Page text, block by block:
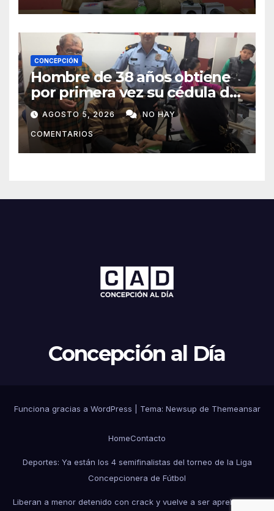
CONCEPCIÓN
Hombre de 38 años obtiene
por primera vez su cédula de
identidad en Concepción
AGOSTO 5, 2026 NO HAY
COMENTARIOS
Concepción al Día
Funciona gracias a WordPress Tema: Newsup de Themeansar
HomeContacto
Deportes: Ya están los 4 semifinalistas del torneo de la Liga
Concepcionera de Fútbol
Liberan a menor detenido con crack y vuelve a ser aprehendido